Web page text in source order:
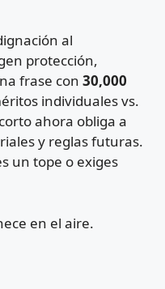
al
protección,
frase con 30,000
individuales vs.
ahora obliga a
y reglas futuras.
un tope o exiges
en el aire.